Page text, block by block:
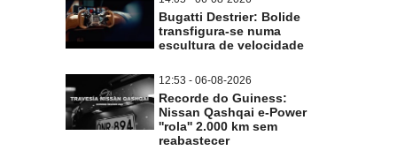
Bugatti Destrier: Bolide
transfigura-se numa
escultura de velocidade
12:53 - 06-08-2026
Recorde do Guiness:
Nissan Qashqai e-Power
''rola'' 2.000 km sem
reabastecer